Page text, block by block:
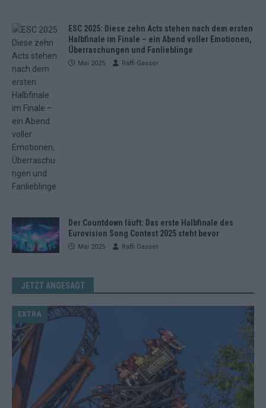
ESC 2025: Diese zehn Acts stehen nach dem ersten
Halbfinale im Finale – ein Abend voller Emotionen,
Überraschungen und Fanlieblinge
Mai 2025 Raffi Gasser
Der Countdown läuft: Das erste Halbfinale des
Eurovision Song Contest 2025 steht bevor
Mai 2025 Raffi Gasser
JETZT ANGESAGT
EXTRA